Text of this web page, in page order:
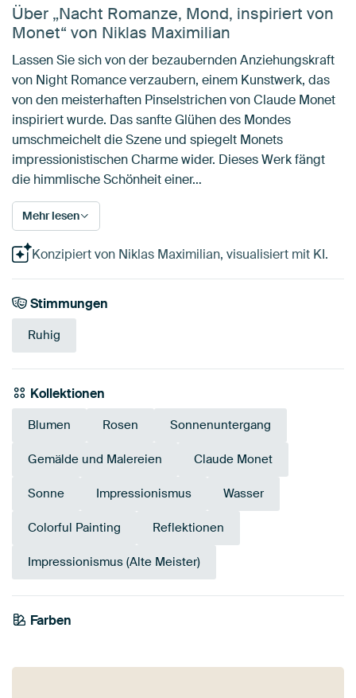
Über „Nacht Romanze, Mond, inspiriert von
Monet“ von Niklas Maximilian
Lassen Sie sich von der bezaubernden Anziehungskraft
von Night Romance verzaubern, einem Kunstwerk, das
von den meisterhaften Pinselstrichen von Claude Monet
inspiriert wurde. Das sanfte Glühen des Mondes
umschmeichelt die Szene und spiegelt Monets
impressionistischen Charme wider. Dieses Werk fängt
die himmlische Schönheit einer…
Mehr lesen
Konzipiert von Niklas Maximilian, visualisiert mit KI.
Stimmungen
Ruhig
Kollektionen
Blumen Rosen Sonnenuntergang
Gemälde und Malereien Claude Monet
Sonne Impressionismus Wasser
Colorful Painting Reflektionen
Impressionismus (Alte Meister)
Farben
Teal
Braun
Smaragdgrün